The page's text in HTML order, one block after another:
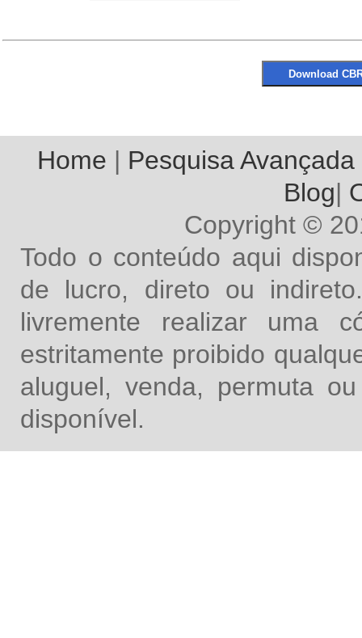
Home | Pesquisa Avançada
Blog|
Copyright ©
Todo o conteúdo aqui
de lucro, direto ou
livremente realizar uma
estritamente proibido
aluguel, venda, permuta
disponível.